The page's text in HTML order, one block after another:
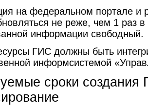
на федеральном портале и
не реже, чем 1 раз в
информации свободный.
ГИС должны быть
информсистемой
сроки создания